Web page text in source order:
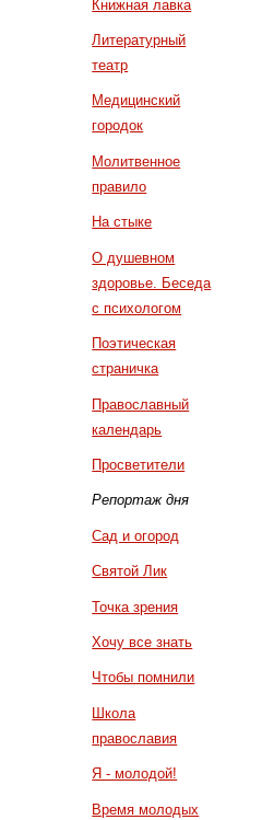
Книжная лавка
Литературный
театр
Медицинский
городок
Молитвенное
правило
На стыке
О душевном
здоровье. Беседа
с психологом
Поэтическая
страничка
Православный
календарь
Просветители
Репортаж дня
Сад и огород
Святой Лик
Точка зрения
Хочу все знать
Чтобы помнили
Школа
православия
Я - молодой!
Время молодых